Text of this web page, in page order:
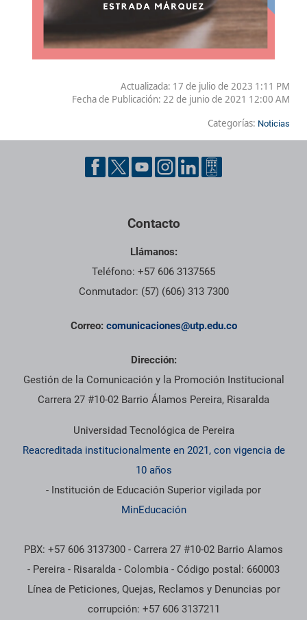
Actualizada: 17 de julio de 2023 1:11 PM
Fecha de Publicación: 22 de junio de 2021 12:00 AM
Categorías: Noticias
Contacto
Llámanos:
Teléfono: +57 606 3137565
Conmutador: (57) (606) 313 7300
Correo: comunicaciones@utp.edu.co
Dirección:
Gestión de la Comunicación y la Promoción Institucional
Carrera 27 #10-02 Barrio Álamos Pereira, Risaralda
Universidad Tecnológica de Pereira
Reacreditada institucionalmente en 2021, con vigencia de
10 años
- Institución de Educación Superior vigilada por
MinEducación
PBX: +57 606 3137300 - Carrera 27 #10-02 Barrio Alamos
- Pereira - Risaralda - Colombia - Código postal: 660003
Línea de Peticiones, Quejas, Reclamos y Denuncias por
corrupción: +57 606 3137211